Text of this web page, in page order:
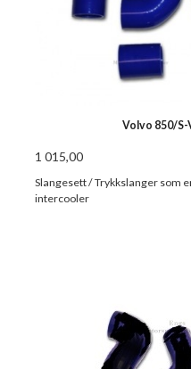
Volvo 850/
1 015,00
Slangesett / Trykkslanger som
intercooler